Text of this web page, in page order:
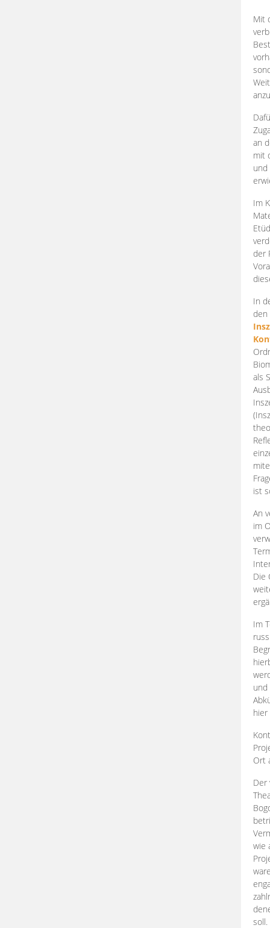
Mit
an
mit
und
Im
der
In
den
als
ist
An
im
Die
Im
und
Ort
Der
wie
zahlr
soll.